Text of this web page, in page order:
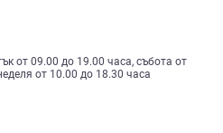
от 09.00 до 19.00 часа, събота от
от 10.00 до 18.30 часа